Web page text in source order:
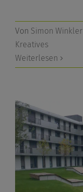
Von Simon Winkler
Kreatives
Weiterlesen